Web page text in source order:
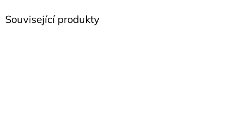
Související produkty